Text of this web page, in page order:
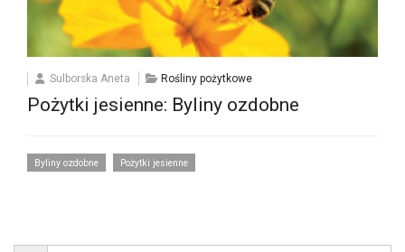
Sulborska Aneta Rośliny pożytkowe
Pożytki jesienne: Byliny ozdobne
Byliny ozdobne Pożytki jesienne